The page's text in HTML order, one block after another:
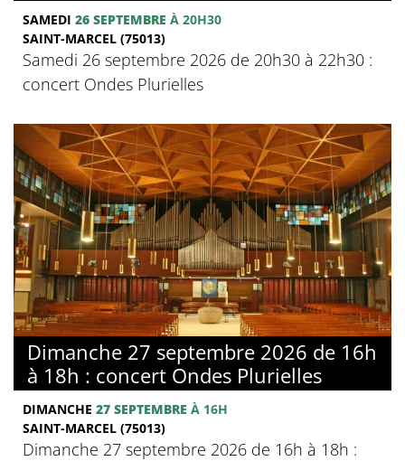
SAMEDI 26 SEPTEMBRE À 20H30
SAINT-MARCEL (75013)
Samedi 26 septembre 2026 de 20h30 à 22h30 :
concert Ondes Plurielles
Dimanche 27 septembre 2026 de 16h
à 18h : concert Ondes Plurielles
DIMANCHE 27 SEPTEMBRE À 16H
SAINT-MARCEL (75013)
Dimanche 27 septembre 2026 de 16h à 18h :